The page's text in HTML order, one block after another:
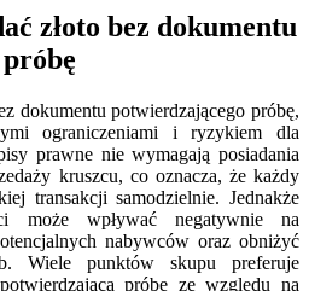
złoto bez dokumentu
dokumentu potwierdzającego próbę,
ograniczeniami i ryzykiem dla
prawne nie wymagają posiadania
kruszcu, co oznacza, że każdy
transakcji samodzielnie. Jednakże
może wpływać negatywnie na
nabywców oraz obniżyć
Wiele punktów skupu preferuje
próbę ze względu na